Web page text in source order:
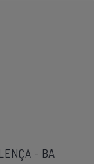
- BA